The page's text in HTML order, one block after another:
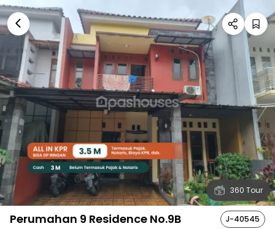
360 Tour
Perumahan 9 Residence No.9B
J-40545